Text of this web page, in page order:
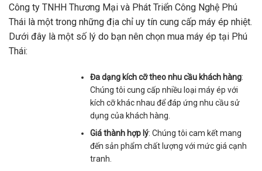
Công ty TNHH Thương Mại và Phát Triển Công Nghệ Phú
Thái là một trong những địa chỉ uy tín cung cấp máy ép nhiệt.
Dưới đây là một số lý do bạn nên chọn mua máy ép tại Phú
Thái:
Đa dạng kích cỡ theo nhu cầu khách hàng:
Chúng tôi cung cấp nhiều loại máy ép với
kích cỡ khác nhau để đáp ứng nhu cầu sử
dụng của khách hàng.
Giá thành hợp lý: Chúng tôi cam kết mang
đến sản phẩm chất lượng với mức giá cạnh
tranh.